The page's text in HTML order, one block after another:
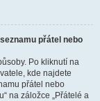
přátel nebo
Po kliknutí na
kde najdete
přátel nebo
na záložce „Přátelé a